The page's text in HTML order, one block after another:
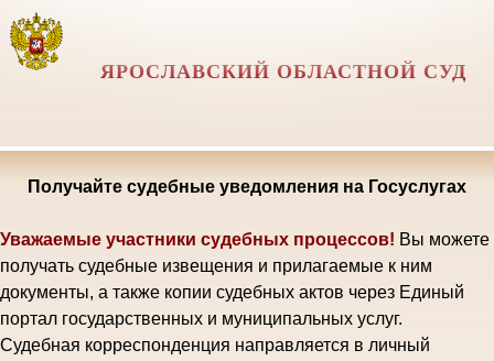
ЯРОСЛАВСКИЙ ОБЛАСТНОЙ СУД
Получайте судебные уведомления на Госуслугах
Уважаемые участники судебных процессов! Вы можете
получать судебные извещения и прилагаемые к ним
документы, а также копии судебных актов через Единый
портал государственных и муниципальных услуг.
Судебная корреспонденция направляется в личный